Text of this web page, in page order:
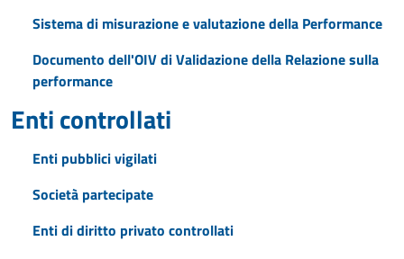
Sistema di misurazione e valutazione della Performance
Documento dell'OIV di Validazione della Relazione sulla
performance
Enti controllati
Enti pubblici vigilati
Società partecipate
Enti di diritto privato controllati